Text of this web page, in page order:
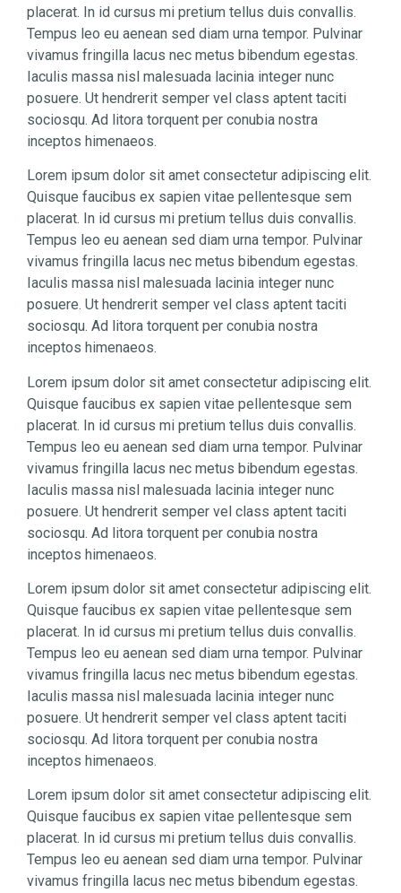
placerat. In id cursus mi pretium tellus duis convallis.
Tempus leo eu aenean sed diam urna tempor. Pulvinar
vivamus fringilla lacus nec metus bibendum egestas.
Iaculis massa nisl malesuada lacinia integer nunc
posuere. Ut hendrerit semper vel class aptent taciti
sociosqu. Ad litora torquent per conubia nostra
inceptos himenaeos.
Lorem ipsum dolor sit amet consectetur adipiscing elit.
Quisque faucibus ex sapien vitae pellentesque sem
placerat. In id cursus mi pretium tellus duis convallis.
Tempus leo eu aenean sed diam urna tempor. Pulvinar
vivamus fringilla lacus nec metus bibendum egestas.
Iaculis massa nisl malesuada lacinia integer nunc
posuere. Ut hendrerit semper vel class aptent taciti
sociosqu. Ad litora torquent per conubia nostra
inceptos himenaeos.
Lorem ipsum dolor sit amet consectetur adipiscing elit.
Quisque faucibus ex sapien vitae pellentesque sem
placerat. In id cursus mi pretium tellus duis convallis.
Tempus leo eu aenean sed diam urna tempor. Pulvinar
vivamus fringilla lacus nec metus bibendum egestas.
Iaculis massa nisl malesuada lacinia integer nunc
posuere. Ut hendrerit semper vel class aptent taciti
sociosqu. Ad litora torquent per conubia nostra
inceptos himenaeos.
Lorem ipsum dolor sit amet consectetur adipiscing elit.
Quisque faucibus ex sapien vitae pellentesque sem
placerat. In id cursus mi pretium tellus duis convallis.
Tempus leo eu aenean sed diam urna tempor. Pulvinar
vivamus fringilla lacus nec metus bibendum egestas.
Iaculis massa nisl malesuada lacinia integer nunc
posuere. Ut hendrerit semper vel class aptent taciti
sociosqu. Ad litora torquent per conubia nostra
inceptos himenaeos.
Lorem ipsum dolor sit amet consectetur adipiscing elit.
Quisque faucibus ex sapien vitae pellentesque sem
placerat. In id cursus mi pretium tellus duis convallis.
Tempus leo eu aenean sed diam urna tempor. Pulvinar
vivamus fringilla lacus nec metus bibendum egestas.